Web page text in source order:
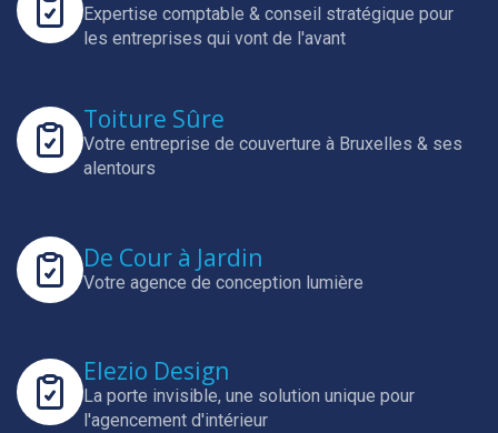
Expertise comptable & conseil stratégique pour
les entreprises qui vont de l'avant
Toiture Sûre
Votre entreprise de couverture à Bruxelles & ses
alentours
De Cour à Jardin
Votre agence de conception lumière
Elezio Design
La porte invisible, une solution unique pour
l'agencement d'intérieur